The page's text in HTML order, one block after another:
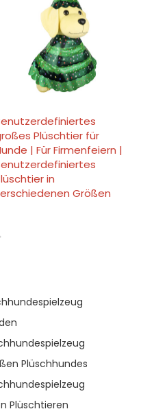
Plüschtier für
| Für Firmenfeiern |
in
Größen
Plüschhundes
Plüschtieren